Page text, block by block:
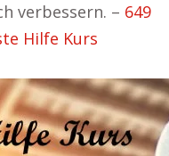
verbessern. – 649
Hilfe Kurs